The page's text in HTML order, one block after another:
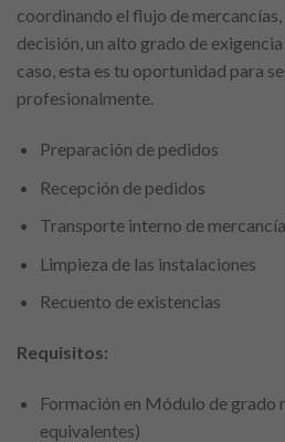
coordinando el flujo de
decisión, un alto grado de
caso, esta es tu oportunidad para
profesionalmente.
Preparación de pedidos
Recepción de pedidos
Transporte interno de mercancía
Limpieza de las instalaciones
Recuento de existencias
Requisitos:
Formación en Módulo de grado
equivalentes)